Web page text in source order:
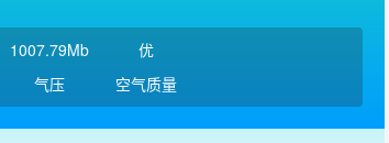
1007.79Mb
气压
优
空气质量